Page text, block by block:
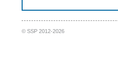
© SSP 2012-2026